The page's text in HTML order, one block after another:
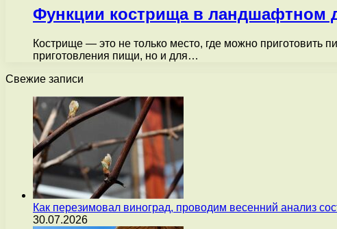
Функции кострища в ландшафтном
Кострище — это не только место, где можно приготовить
приготовления пищи, но и для…
Свежие записи
Как перезимовал виноград, проводим весенний анализ
30.07.2026